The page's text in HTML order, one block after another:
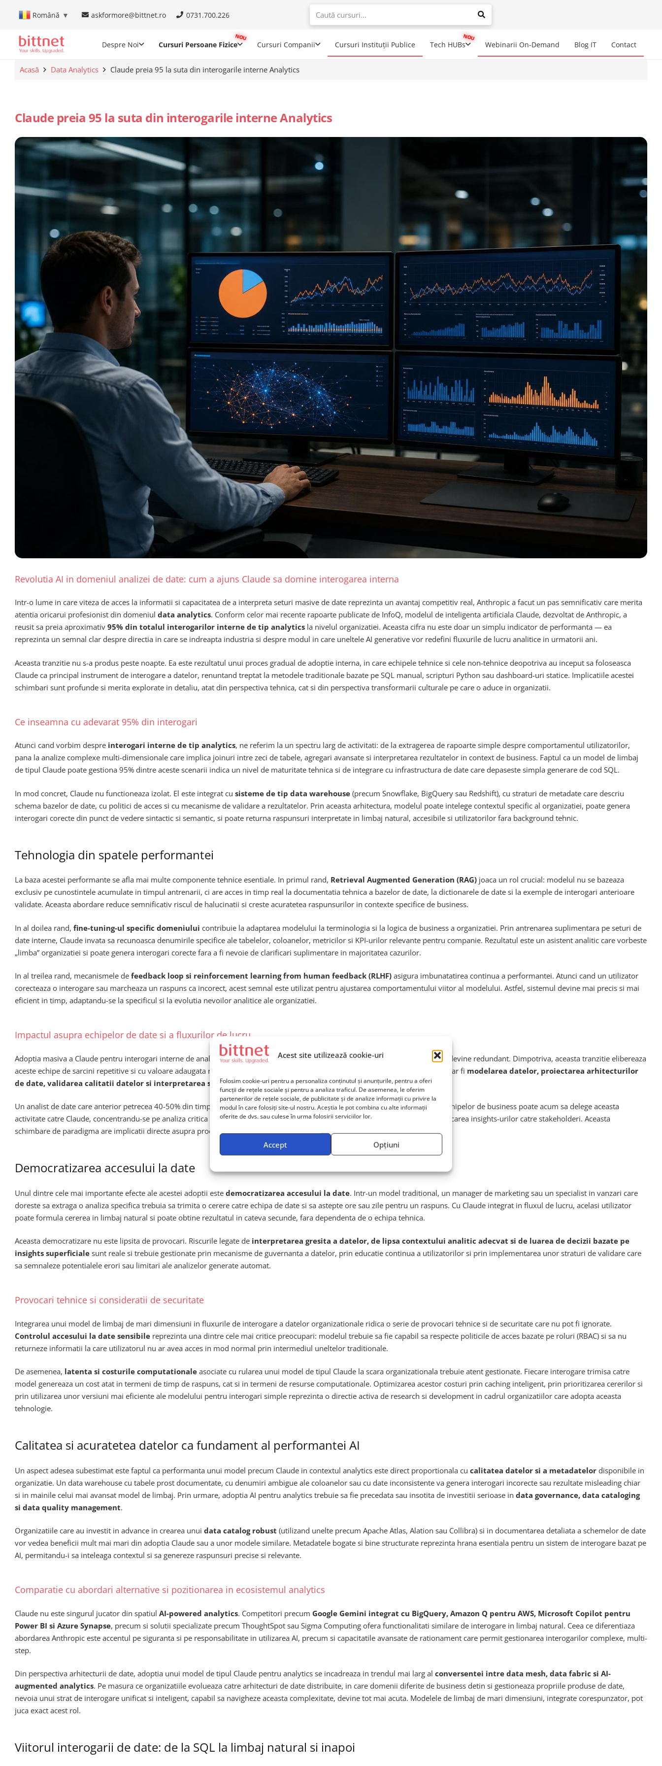
Acest site utilizează cookie-uri
Folosim cookie-uri pentru a personaliza conținutul și anunțurile, pentru a oferi
funcții de rețele sociale și pentru a analiza traficul. De asemenea, le oferim
partenerilor de rețele sociale, de publicitate și de analize informații cu privire la
modul în care folosiți site-ul nostru. Aceștia le pot combina cu alte informații
oferite de dvs. sau culese în urma folosirii serviciilor lor.
Accept Opțiuni
Română ▼ askformore@bittnet.ro 0731.700.226
When autocomplete results are available use up and down arrows to
Despre Noi Cursuri Persoane Fizice Cursuri Companii Cursuri Instituții Publice Tech HUBs Webinarii On-Demand Blog IT Contact
Acasă Data Analytics Claude preia 95 la suta din interogarile interne Analytics
Claude preia 95 la suta din interogarile interne Analytics
Revolutia AI in domeniul analizei de date: cum a ajuns Claude sa domine interogarea interna
Intr-o lume in care viteza de acces la informatii si capacitatea de a interpreta seturi masive de date reprezinta un avantaj competitiv real, Anthropic a facut un pas semnificativ care merita
atentia oricarui profesionist din domeniul data analytics. Conform celor mai recente rapoarte publicate de InfoQ, modelul de inteligenta artificiala Claude, dezvoltat de Anthropic, a
reusit sa preia aproximativ 95% din totalul interogarilor interne de tip analytics la nivelul organizatiei. Aceasta cifra nu este doar un simplu indicator de performanta — ea
reprezinta un semnal clar despre directia in care se indreapta industria si despre modul in care uneltele AI generative vor redefini fluxurile de lucru analitice in urmatorii ani.
Aceasta tranzitie nu s-a produs peste noapte. Ea este rezultatul unui proces gradual de adoptie interna, in care echipele tehnice si cele non-tehnice deopotriva au inceput sa foloseasca
Claude ca principal instrument de interogare a datelor, renuntand treptat la metodele traditionale bazate pe SQL manual, scripturi Python sau dashboard-uri statice. Implicatiile acestei
schimbari sunt profunde si merita explorate in detaliu, atat din perspectiva tehnica, cat si din perspectiva transformarii culturale pe care o aduce in organizatii.
Ce inseamna cu adevarat 95% din interogari
Atunci cand vorbim despre interogari interne de tip analytics, ne referim la un spectru larg de activitati: de la extragerea de rapoarte simple despre comportamentul utilizatorilor,
pana la analize complexe multi-dimensionale care implica joinuri intre zeci de tabele, agregari avansate si interpretarea rezultatelor in context de business. Faptul ca un model de limbaj
de tipul Claude poate gestiona 95% dintre aceste scenarii indica un nivel de maturitate tehnica si de integrare cu infrastructura de date care depaseste simpla generare de cod SQL.
In mod concret, Claude nu functioneaza izolat. El este integrat cu sisteme de tip data warehouse (precum Snowflake, BigQuery sau Redshift), cu straturi de metadate care descriu
schema bazelor de date, cu politici de acces si cu mecanisme de validare a rezultatelor. Prin aceasta arhitectura, modelul poate intelege contextul specific al organizatiei, poate genera
interogari corecte din punct de vedere sintactic si semantic, si poate returna raspunsuri interpretate in limbaj natural, accesibile si utilizatorilor fara background tehnic.
Tehnologia din spatele performantei
La baza acestei performante se afla mai multe componente tehnice esentiale. In primul rand, Retrieval Augmented Generation (RAG) joaca un rol crucial: modelul nu se bazeaza
exclusiv pe cunostintele acumulate in timpul antrenarii, ci are acces in timp real la documentatia tehnica a bazelor de date, la dictionarele de date si la exemple de interogari anterioare
validate. Aceasta abordare reduce semnificativ riscul de halucinatii si creste acuratetea raspunsurilor in contexte specifice de business.
In al doilea rand, fine-tuning-ul specific domeniului contribuie la adaptarea modelului la terminologia si la logica de business a organizatiei. Prin antrenarea suplimentara pe seturi de
date interne, Claude invata sa recunoasca denumirile specifice ale tabelelor, coloanelor, metricilor si KPI-urilor relevante pentru companie. Rezultatul este un asistent analitic care vorbeste
„limba” organizatiei si poate genera interogari corecte fara a fi nevoie de clarificari suplimentare in majoritatea cazurilor.
In al treilea rand, mecanismele de feedback loop si reinforcement learning from human feedback (RLHF) asigura imbunatatirea continua a performantei. Atunci cand un utilizator
corecteaza o interogare sau marcheaza un raspuns ca incorect, acest semnal este utilizat pentru ajustarea comportamentului viitor al modelului. Astfel, sistemul devine mai precis si mai
eficient in timp, adaptandu-se la specificul si la evolutia nevoilor analitice ale organizatiei.
Impactul asupra echipelor de date si a fluxurilor de lucru
Adoptia masiva a Claude pentru interogari interne de analytics nu inseamna ca rolul analistilor de date sau al inginerilor de date devine redundant. Dimpotriva, aceasta tranzitie elibereaza
aceste echipe de sarcini repetitive si cu valoare adaugata redusa, permitandu-le sa se concentreze pe activitati de nivel inalt, cum ar fi modelarea datelor, proiectarea arhitecturilor
de date, validarea calitatii datelor si interpretarea strategica a rezultatelor.
Un analist de date care anterior petrecea 40-50% din timp scriind si optimizand interogari SQL pentru cereri ad-hoc din partea echipelor de business poate acum sa delege aceasta
activitate catre Claude, concentrandu-se pe analiza critica a rezultatelor, pe identificarea pattern-urilor non-evidente si pe comunicarea insights-urilor catre stakeholderi. Aceasta
schimbare de paradigma are implicatii directe asupra productivitatii si asupra valorii pe care echipele de date o aduc organizatiei.
Democratizarea accesului la date
Unul dintre cele mai importante efecte ale acestei adoptii este democratizarea accesului la date. Intr-un model traditional, un manager de marketing sau un specialist in vanzari care
doreste sa extraga o analiza specifica trebuia sa trimita o cerere catre echipa de date si sa astepte ore sau zile pentru un raspuns. Cu Claude integrat in fluxul de lucru, acelasi utilizator
poate formula cererea in limbaj natural si poate obtine rezultatul in cateva secunde, fara dependenta de o echipa tehnica.
Aceasta democratizare nu este lipsita de provocari. Riscurile legate de interpretarea gresita a datelor, de lipsa contextului analitic adecvat si de luarea de decizii bazate pe
insights superficiale sunt reale si trebuie gestionate prin mecanisme de guvernanta a datelor, prin educatie continua a utilizatorilor si prin implementarea unor straturi de validare care
sa semnaleze potentialele erori sau limitari ale analizelor generate automat.
Provocari tehnice si consideratii de securitate
Integrarea unui model de limbaj de mari dimensiuni in fluxurile de interogare a datelor organizationale ridica o serie de provocari tehnice si de securitate care nu pot fi ignorate.
Controlul accesului la date sensibile reprezinta una dintre cele mai critice preocupari: modelul trebuie sa fie capabil sa respecte politicile de acces bazate pe roluri (RBAC) si sa nu
returneze informatii la care utilizatorul nu ar avea acces in mod normal prin intermediul uneltelor traditionale.
De asemenea, latenta si costurile computationale asociate cu rularea unui model de tipul Claude la scara organizationala trebuie atent gestionate. Fiecare interogare trimisa catre
model genereaza un cost atat in termeni de timp de raspuns, cat si in termeni de resurse computationale. Optimizarea acestor costuri prin caching inteligent, prin prioritizarea cererilor si
prin utilizarea unor versiuni mai eficiente ale modelului pentru interogari simple reprezinta o directie activa de research si development in cadrul organizatiilor care adopta aceasta
tehnologie.
Calitatea si acuratetea datelor ca fundament al performantei AI
Un aspect adesea subestimat este faptul ca performanta unui model precum Claude in contextul analytics este direct proportionala cu calitatea datelor si a metadatelor disponibile in
organizatie. Un data warehouse cu tabele prost documentate, cu denumiri ambigue ale coloanelor sau cu date inconsistente va genera interogari incorecte sau rezultate misleading chiar
si in mainile celui mai avansat model de limbaj. Prin urmare, adoptia AI pentru analytics trebuie sa fie precedata sau insotita de investitii serioase in data governance, data cataloging
si data quality management.
Organizatiile care au investit in advance in crearea unui data catalog robust (utilizand unelte precum Apache Atlas, Alation sau Collibra) si in documentarea detaliata a schemelor de date
vor vedea beneficii mult mai mari din adoptia Claude sau a unor modele similare. Metadatele bogate si bine structurate reprezinta hrana esentiala pentru un sistem de interogare bazat pe
AI, permitandu-i sa inteleaga contextul si sa genereze raspunsuri precise si relevante.
Comparatie cu abordari alternative si pozitionarea in ecosistemul analytics
Claude nu este singurul jucator din spatiul AI-powered analytics. Competitori precum Google Gemini integrat cu BigQuery, Amazon Q pentru AWS, Microsoft Copilot pentru
Power BI si Azure Synapse, precum si solutii specializate precum ThoughtSpot sau Sigma Computing ofera functionalitati similare de interogare in limbaj natural. Ceea ce diferentiaza
abordarea Anthropic este accentul pe siguranta si pe responsabilitate in utilizarea AI, precum si capacitatile avansate de rationament care permit gestionarea interogarilor complexe, multi-
step.
Din perspectiva arhitecturii de date, adoptia unui model de tipul Claude pentru analytics se incadreaza in trendul mai larg al conversentei intre data mesh, data fabric si AI-
augmented analytics. Pe masura ce organizatiile evolueaza catre arhitecturi de date distribuite, in care domenii diferite de business detin si gestioneaza propriile produse de date,
nevoia unui strat de interogare unificat si inteligent, capabil sa navigheze aceasta complexitate, devine tot mai acuta. Modelele de limbaj de mari dimensiuni, integrate corespunzator, pot
juca exact acest rol.
Viitorul interogarii de date: de la SQL la limbaj natural si inapoi